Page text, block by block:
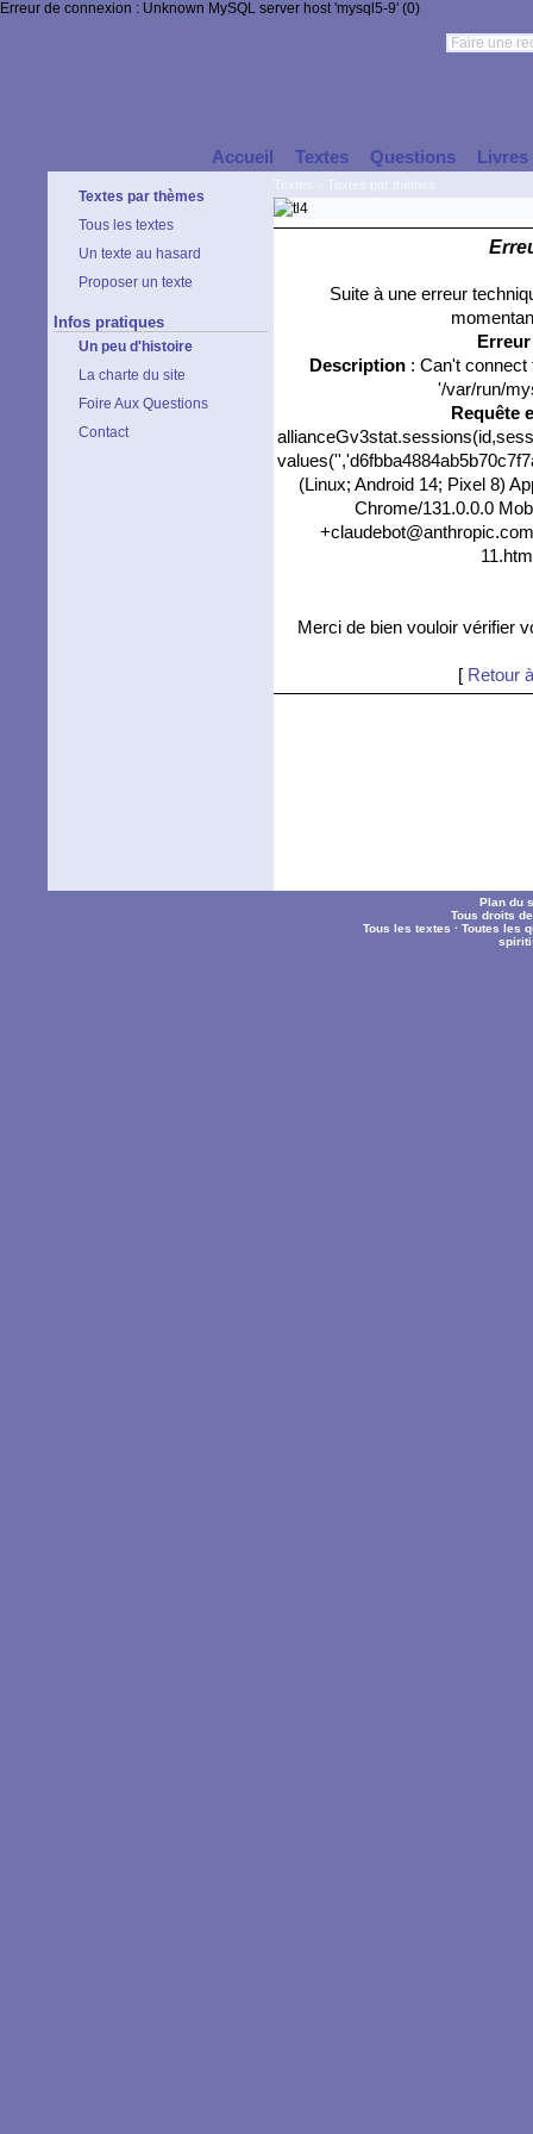
Erreur de connexion : Unknown MySQL server host 'mysql5-9' (0)
Accueil Textes Questions Livres
Textes par thèmes
Tous les textes
Un texte au hasard
Proposer un texte
Infos pratiques
Un peu d'histoire
La charte du site
Foire Aux Questions
Contact
Suite à une erreur
Description: Can't connect
'/var/run/
Requête
(Linux; Android 14; Pixel 8)
Chrome/131.0.0.0
Merci de bien vouloir vérifier
[ Retour
Plan du
Tous droits
Tous les textes ·Toutes les